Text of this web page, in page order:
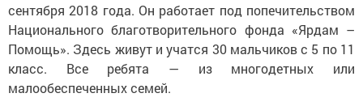
сентября 2018 года. Он работает под попечительством
Национального благотворительного фонда «Ярдам –
Помощь». Здесь живут и учатся 30 мальчиков с 5 по 11
класс. Все ребята — из многодетных или
малообеспеченных семей.